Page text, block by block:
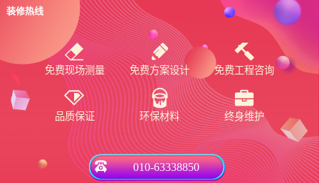
装修热线
免费现场测量 免费方案设计 免费工程咨询
品质保证 环保材料 终身维护
010-63338850